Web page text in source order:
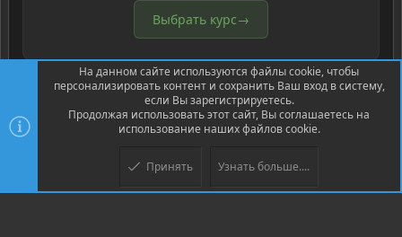
Выбрать курс→
Community platform by XenForo ® © 2010-2026 XenForo Ltd.
© Jason Axelrod of 8WAYRUN
На данном сайте используются файлы cookie, чтобы
персонализировать контент и сохранить Ваш вход в систему,
если Вы зарегистрируетесь.
Продолжая использовать этот сайт, Вы соглашаетесь на
использование наших файлов cookie.
Принять Узнать больше....